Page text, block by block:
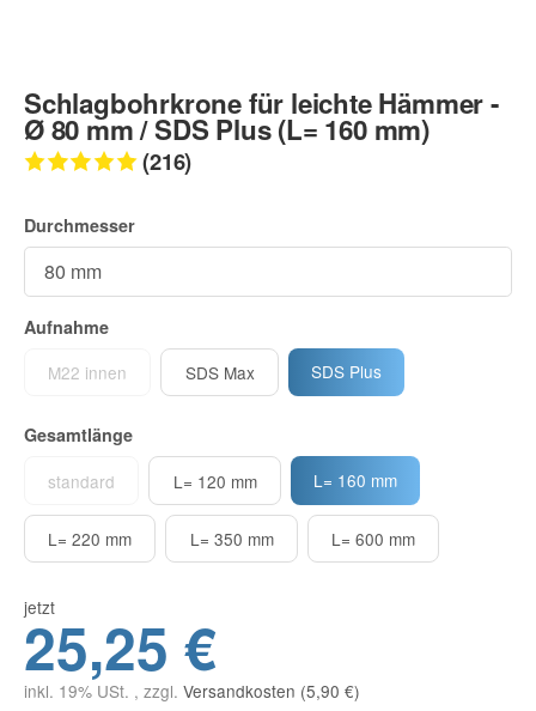
Schlagbohrkrone für leichte Hämmer -
Ø 80 mm / SDS Plus (L= 160 mm)
(216)
Durchmesser
Aufnahme
M22 innen
SDS Max SDS Plus
Gesamtlänge
standard
L= 120 mm L= 160 mm
L= 220 mm L= 350 mm L= 600 mm
jetzt
25,25 €
inkl. 19% USt. , zzgl. Versandkosten (5,90 €)